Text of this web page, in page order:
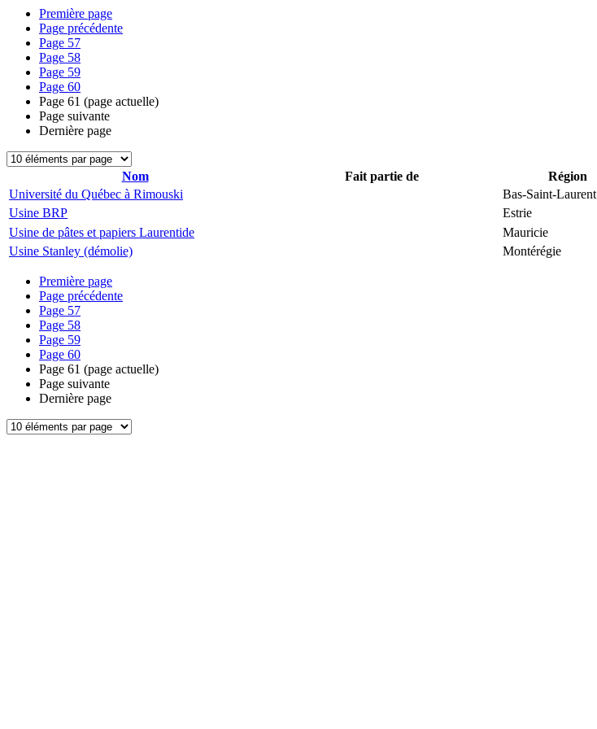
Première page
Page précédente
Page 57
Page 58
Page 59
Page 60
Page 61 (page actuelle)
Page suivante
Dernière page
Nom Fait partie de Région
Université du Québec à Rimouski
Bas-Saint-Laurent
Usine BRP
Estrie
Usine de pâtes et papiers Laurentide
Mauricie
Usine Stanley (démolie)
Montérégie
Première page
Page précédente
Page 57
Page 58
Page 59
Page 60
Page 61 (page actuelle)
Page suivante
Dernière page